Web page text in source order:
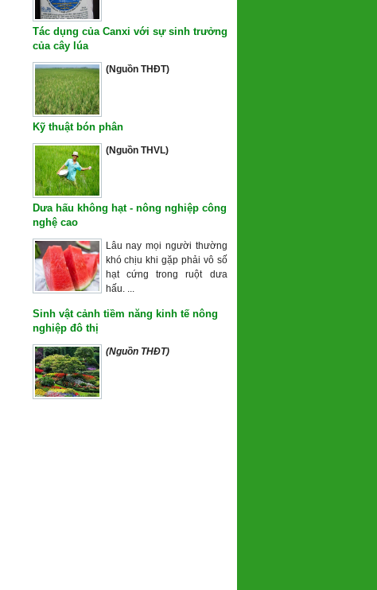
Tác dụng của Canxi với sự sinh trưởng
của cây lúa
(Nguồn THĐT)
Kỹ thuật bón phân
(Nguồn THVL)
Dưa hấu không hạt - nông nghiệp công
nghệ cao
Lâu nay mọi người thường
khó chịu khi gặp phải vô số
hạt cứng trong ruột dưa
hấu. ...
Sinh vật cảnh tiềm năng kinh tế nông
nghiệp đô thị
(Nguồn THĐT)